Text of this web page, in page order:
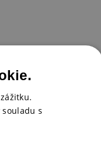
souladu s